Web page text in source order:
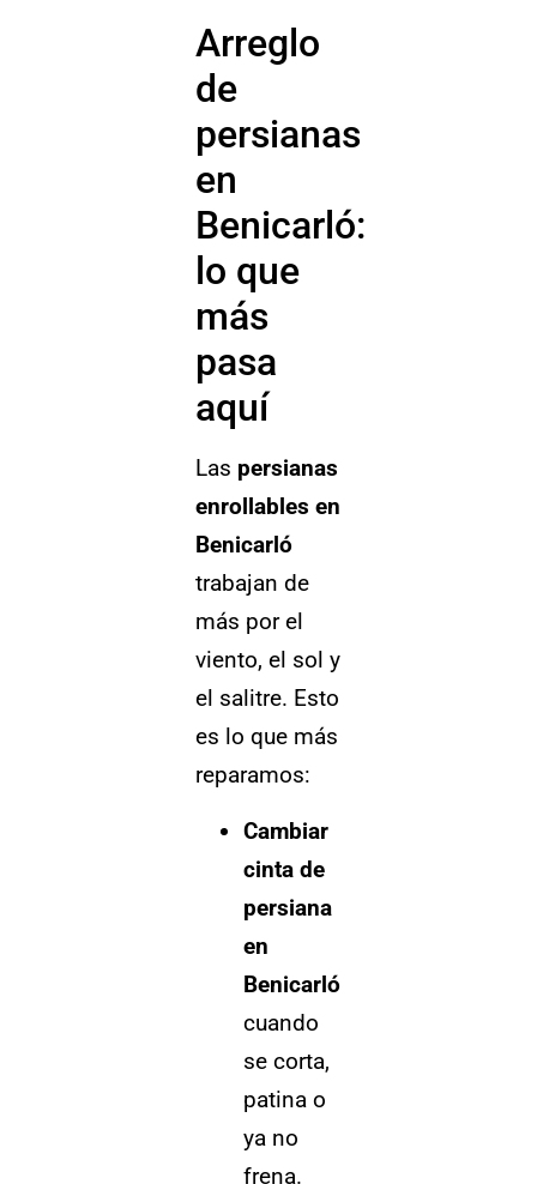
Arreglo
de
persianas
en
Benicarló:
lo que
más
pasa
aquí
Las persianas
enrollables en
Benicarló
trabajan de
más por el
viento, el sol y
el salitre. Esto
es lo que más
reparamos:
Cambiar
cinta de
persiana
en
Benicarló
cuando
se corta,
patina o
ya no
frena.